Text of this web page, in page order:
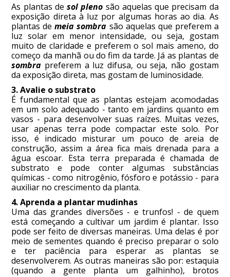
As plantas desol pleno são aquelas que precisam da
exposição direta à luz por algumas horas ao dia. As
plantas demeia sombra são aquelas que preferem a
luz solar em menor intensidade, ou seja, gostam
muito de claridade e preferem o sol mais ameno, do
começo da manhã ou do fim da tarde. Já as plantas de
sombra preferem a luz difusa, ou seja, não gostam
da exposição direta, mas gostam de luminosidade.
3. Avalie o substrato
É fundamental que as plantas estejam acomodadas
em um solo adequado - tanto em jardins quanto em
vasos - para desenvolver suas raízes. Muitas vezes,
usar apenas terra pode compactar este solo. Por
isso, é indicado misturar um pouco de areia de
construção, assim a área fica mais drenada para a
água escoar. Esta terra preparada é chamada de
substrato e pode conter algumas substâncias
químicas - como nitrogênio, fósforo e potássio - para
auxiliar no crescimento da planta.
4. Aprenda a plantar mudinhas
Uma das grandes diversões - e trunfos! - de quem
está começando a cultivar um jardim é plantar. Isso
pode ser feito de diversas maneiras. Uma delas é por
meio de sementes quando é preciso preparar o solo
e ter paciência para esperar as plantas se
desenvolverem. As outras maneiras são por: estaquia
(quando a gente planta um galhinho), brotos